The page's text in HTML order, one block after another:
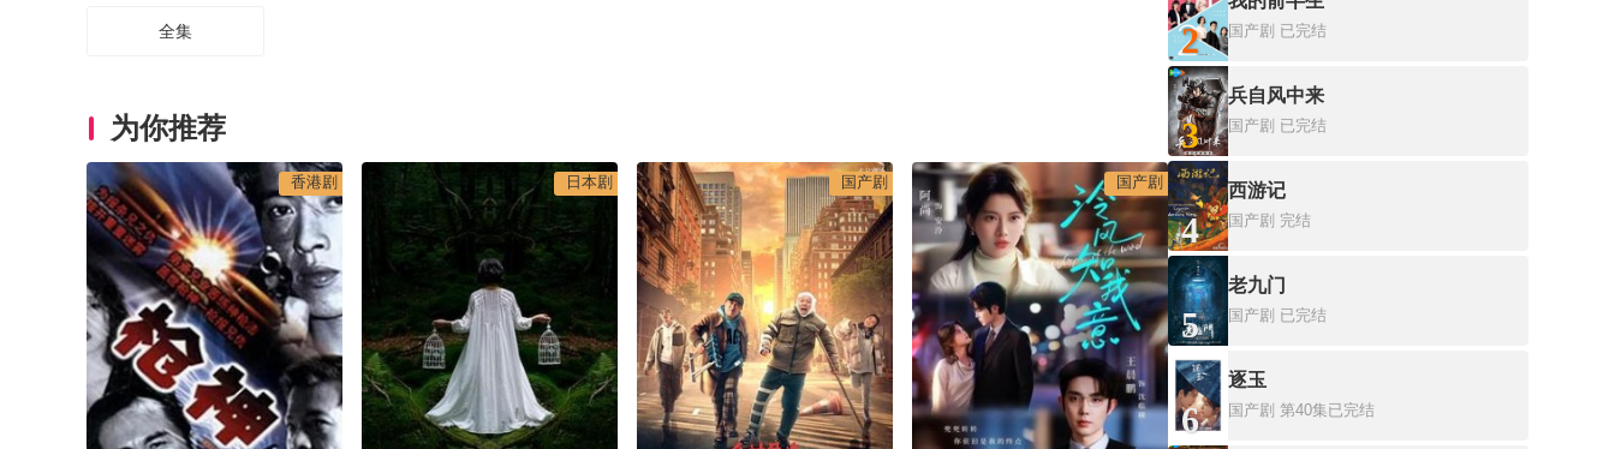
全集
为你推荐
香港剧 日本剧 国产剧 国产剧
2 国产剧 已完结
3
兵自风中来
国产剧 已完结
4
西游记
国产剧 完结
5
老九门
国产剧 已完结
6
逐玉
国产剧 第40集已完结